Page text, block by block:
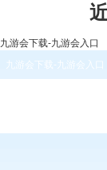
九游会下载-九游会入口
九游会下载-九游会入口